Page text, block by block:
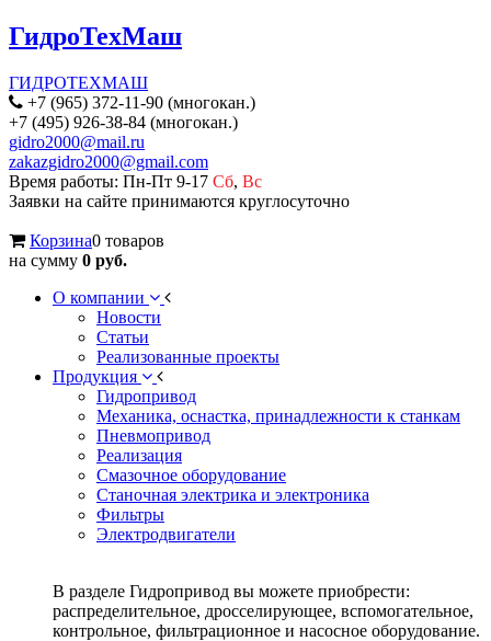
ГидроТехМаш
ГИДРОТЕХМАШ
+7 (965) 372-11-90 (многокан.)
+7 (495) 926-38-84 (многокан.)
gidro2000@mail.ru
zakazgidro2000@gmail.com
Время работы: Пн-Пт 9-17 Сб, Вс
Заявки на сайте принимаются круглосуточно
Корзина0 товаров
на сумму 0 руб.
О компании
Новости
Статьи
Реализованные проекты
Продукция
Гидропривод
Механика, оснастка, принадлежности к станкам
Пневмопривод
Реализация
Смазочное оборудование
Станочная электрика и электроника
Фильтры
Электродвигатели
В разделе Гидропривод вы можете приобрести:
распределительное, дросселирующее, вспомогательное,
контрольное, фильтрационное и насосное оборудование.